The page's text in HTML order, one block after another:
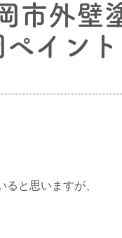
市外壁
イント
と思いますが、